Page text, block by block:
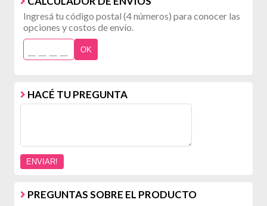
Ingresá tu código postal (4 números) para conocer las
opciones y costos de envío.
OK
HACÉ TU PREGUNTA
PREGUNTAS SOBRE EL PRODUCTO